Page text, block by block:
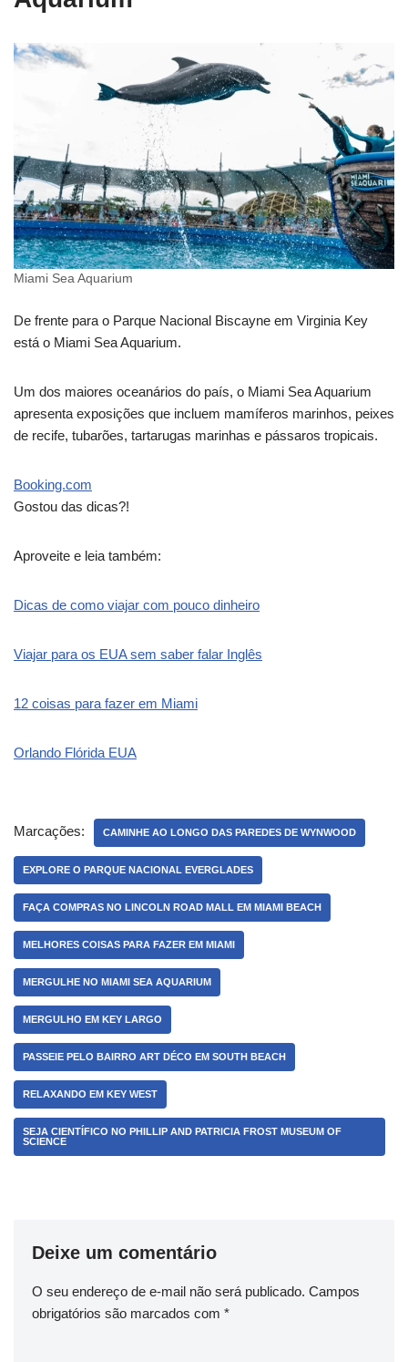
Miami Sea Aquarium
De frente para o Parque Nacional Biscayne em Virginia Key
está o Miami Sea Aquarium.
Um dos maiores oceanários do país, o Miami Sea Aquarium
apresenta exposições que incluem mamíferos marinhos, peixes
de recife, tubarões, tartarugas marinhas e pássaros tropicais.
Booking.com
Gostou das dicas?!
Aproveite e leia também:
Dicas de como viajar com pouco dinheiro
Viajar para os EUA sem saber falar Inglês
12 coisas para fazer em Miami
Orlando Flórida EUA
Marcações: CAMINHE AO LONGO DAS PAREDES DE WYNWOOD
EXPLORE O PARQUE NACIONAL EVERGLADES
FAÇA COMPRAS NO LINCOLN ROAD MALL EM MIAMI BEACH
MELHORES COISAS PARA FAZER EM MIAMI
MERGULHE NO MIAMI SEA AQUARIUM
MERGULHO EM KEY LARGO
PASSEIE PELO BAIRRO ART DÉCO EM SOUTH BEACH
RELAXANDO EM KEY WEST
SEJA CIENTÍFICO NO PHILLIP AND PATRICIA FROST MUSEUM OF
SCIENCE
Deixe um comentário
O seu endereço de e-mail não será publicado. Campos
obrigatórios são marcados com *